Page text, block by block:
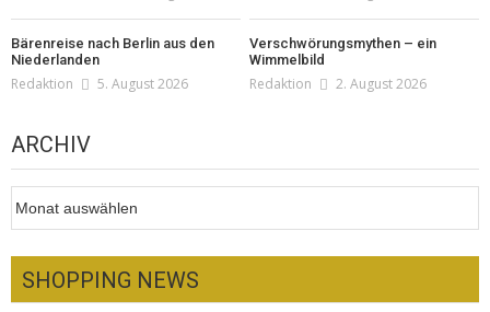
Bärenreise nach Berlin aus den
Niederlanden
Redaktion 5. August 2026
Verschwörungsmythen – ein
Wimmelbild
Redaktion 2. August 2026
ARCHIV
SHOPPING NEWS